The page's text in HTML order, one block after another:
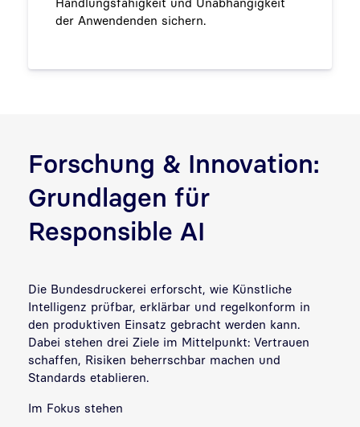
der Anwendenden sichern.
Forschung & Innovation:
Grundlagen für
Responsible AI
Die Bundesdruckerei erforscht, wie Künstliche
Intelligenz prüfbar, erklärbar und regelkonform in
den produktiven Einsatz gebracht werden kann.
Dabei stehen drei Ziele im Mittelpunkt: Vertrauen
schaffen, Risiken beherrschbar machen und
Standards etablieren.
Im Fokus stehen